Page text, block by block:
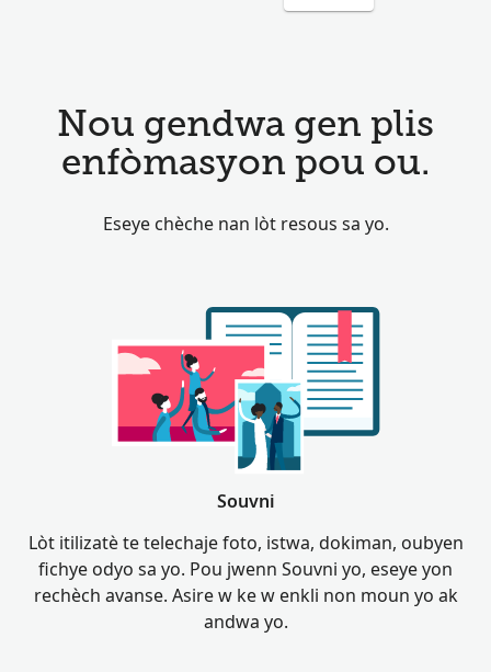
Nou gendwa gen plis
enfòmasyon pou ou.
Eseye chèche nan lòt resous sa yo.
Souvni
Lòt itilizatè te telechaje foto, istwa, dokiman, oubyen
fichye odyo sa yo. Pou jwenn Souvni yo, eseye yon
rechèch avanse. Asire w ke w enkli non moun yo ak
andwa yo.